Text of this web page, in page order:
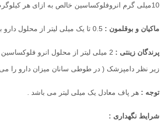
10میلی گرم انروفلوکساسین خالص به ازای هر کیلوگرم وزن زنده در روز . ‌
ماکیان و بوقلمون :
پرندگان زینتی :
زیر نظر دامپزشک ( در طوطی سانان میزان دارو را می توان تا 5 میلی لیتر در هر لیتر آب آشامیدنی با توصیه
توجه : هر پاف معادل یک میلی لیتر می باشد .
شرایط نگهداری :